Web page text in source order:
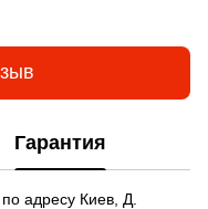
Гарантия
адресу Киев, Д.